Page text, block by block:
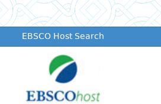
EBSCO Host Search